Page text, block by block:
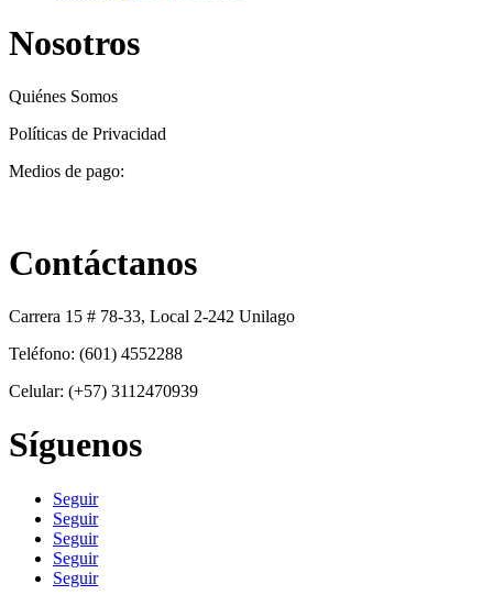
Nosotros
Quiénes Somos
Políticas de Privacidad
Medios de pago:
Contáctanos
Carrera 15 # 78-33, Local 2-242 Unilago
Teléfono: (601) 4552288
Celular: (+57) 3112470939
Síguenos
Seguir
Seguir
Seguir
Seguir
Seguir